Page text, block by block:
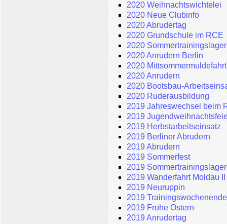
2020 Weihnachtswichtelei
2020 Neue Clubinfo
2020 Abrudertag
2020 Grundschule im RCE
2020 Sommertrainingslager
2020 Anrudern Berlin
2020 Mittsommermuldefahrt
2020 Anrudern
2020 Bootsbau-
2020 Ruderausbildung
2019 Jahreswechsel beim
2019
2019 Herbstarbeitseinsatz
2019 Berliner Abrudern
2019 Abrudern
2019 Sommerfest
2019 Sommertrainingslager
2019 Wanderfahrt Moldau II
2019 Neuruppin
2019
2019 Frohe Ostern
2019 Anrudertag